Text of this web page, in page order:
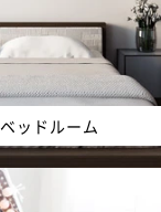
ベッドルーム